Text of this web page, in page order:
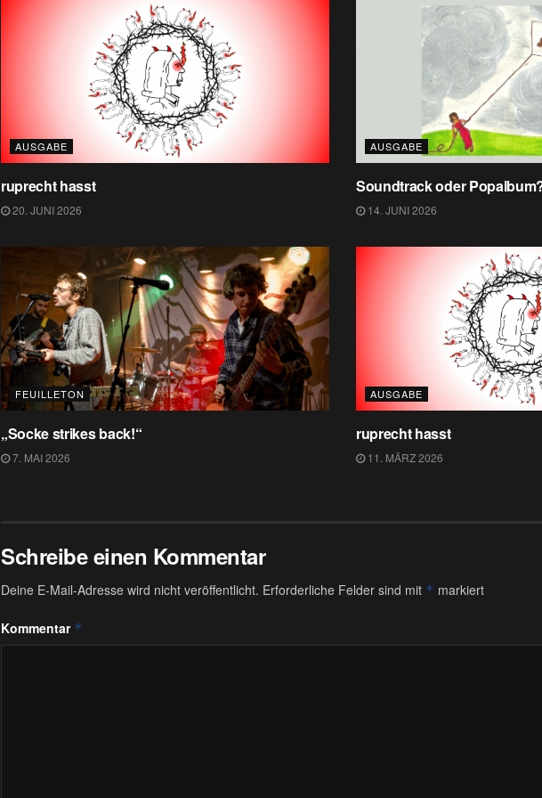
AUSGABE
ruprecht hasst
20. JUNI 2026
AUSGABE
Soundtrack oder
14. JUNI 2026
FEUILLETON
„Socke strikes back!“
7. MAI 2026
AUSGABE
ruprecht hasst
11. MÄRZ 2026
Schreibe einen Kommentar
Deine E-Mail-Adresse wird nicht veröffentlicht. Erforderliche Felder sind mit * markiert
Kommentar *